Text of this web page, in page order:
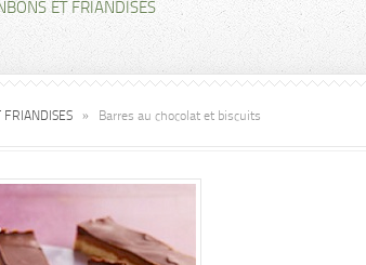
ET FRIANDISES
FRIANDISES » Barres au chocolat et biscuits